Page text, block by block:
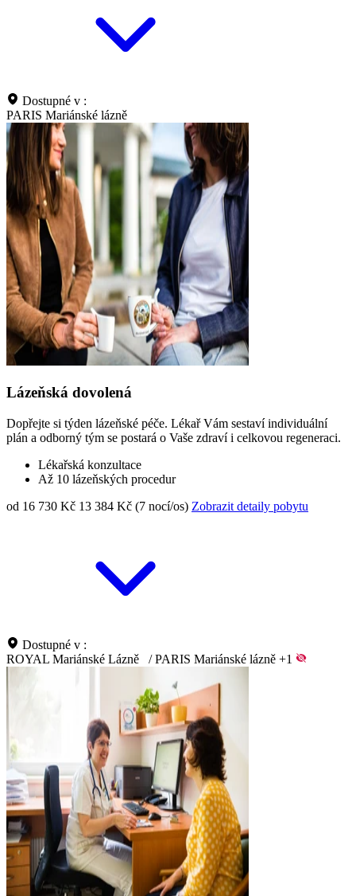
Dostupné v :
PARIS Mariánské lázně
Lázeňská dovolená
Dopřejte si týden lázeňské péče. Lékař Vám sestaví individuální
plán a odborný tým se postará o Vaše zdraví i celkovou regeneraci.
Lékařská konzultace
Až 10 lázeňských procedur
od 16 730 Kč 13 384 Kč (7 nocí/os) Zobrazit detaily pobytu
Dostupné v :
ROYAL Mariánské Lázně
/ PARIS Mariánské lázně +1